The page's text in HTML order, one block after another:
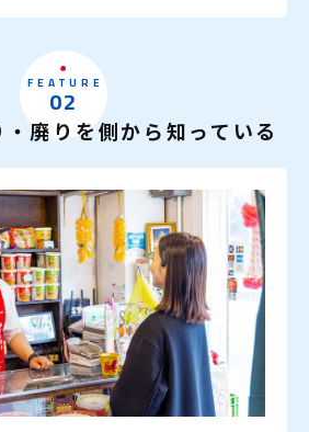
FEATURE
02
廃りを側から知っている